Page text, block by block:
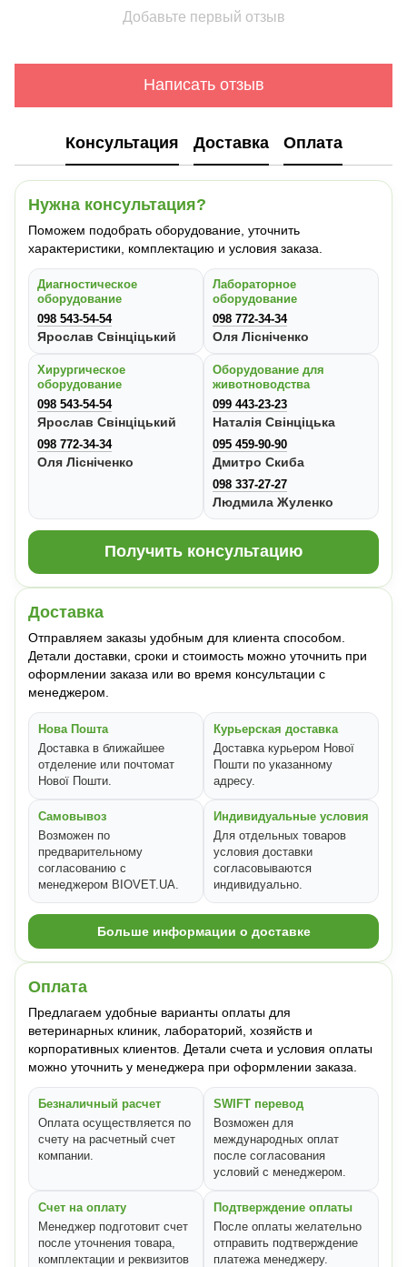
Добавьте первый отзыв
Написать отзыв
Консультация Доставка Оплата
Нужна консультация?
Поможем подобрать оборудование, уточнить
характеристики, комплектацию и условия заказа.
Диагностическое
оборудование
098 543-54-54
Ярослав Свінціцький
Лабораторное
оборудование
098 772-34-34
Оля Лісніченко
Хирургическое
оборудование
098 543-54-54
Ярослав Свінціцький
098 772-34-34
Оля Лісніченко
Оборудование для
животноводства
099 443-23-23
Наталія Свінціцька
095 459-90-90
Дмитро Скиба
098 337-27-27
Людмила Жуленко
Получить консультацию
Доставка
Отправляем заказы удобным для клиента способом.
Детали доставки, сроки и стоимость можно уточнить при
оформлении заказа или во время консультации с
менеджером.
Нова Пошта
Доставка в ближайшее
отделение или почтомат
Нової Пошти.
Курьерская доставка
Доставка курьером Нової
Пошти по указанному
адресу.
Самовывоз
Возможен по
предварительному
согласованию с
менеджером BIOVET.UA.
Индивидуальные условия
Для отдельных товаров
условия доставки
согласовываются
индивидуально.
Больше информации о доставке
Оплата
Предлагаем удобные варианты оплаты для
ветеринарных клиник, лабораторий, хозяйств и
корпоративных клиентов. Детали счета и условия оплаты
можно уточнить у менеджера при оформлении заказа.
Безналичный расчет
Оплата осуществляется по
счету на расчетный счет
компании.
SWIFT перевод
Возможен для
международных оплат
после согласования
условий с менеджером.
Счет на оплату
Менеджер подготовит счет
после уточнения товара,
комплектации и реквизитов
Подтверждение оплаты
После оплаты желательно
отправить подтверждение
платежа менеджеру.